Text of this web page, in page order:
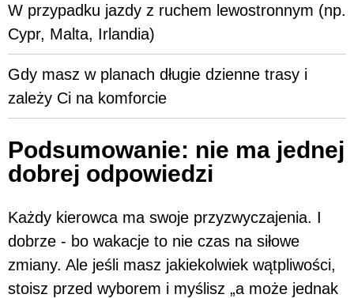
W przypadku jazdy z ruchem lewostronnym (np.
Cypr, Malta, Irlandia)
Gdy masz w planach długie dzienne trasy i
zależy Ci na komforcie
Podsumowanie: nie ma jednej
dobrej odpowiedzi
Każdy kierowca ma swoje przyzwyczajenia. I
dobrze - bo wakacje to nie czas na siłowe
zmiany. Ale jeśli masz jakiekolwiek wątpliwości,
stoisz przed wyborem i myślisz „a może jednak